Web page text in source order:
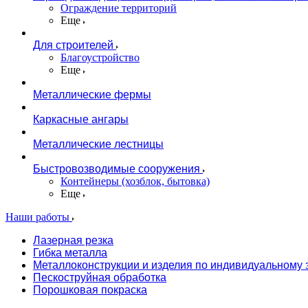
Ограждение территорий
Еще
Для строителей
Благоустройство
Еще
Металлические фермы
Каркасные ангары
Металлические лестницы
Быстровозводимые сооружения
Контейнеры (хозблок, бытовка)
Еще
Наши работы
Лазерная резка
Гибка металла
Металлоконструкции и изделия по индивидуальному
Пескоструйная обработка
Порошковая покраска